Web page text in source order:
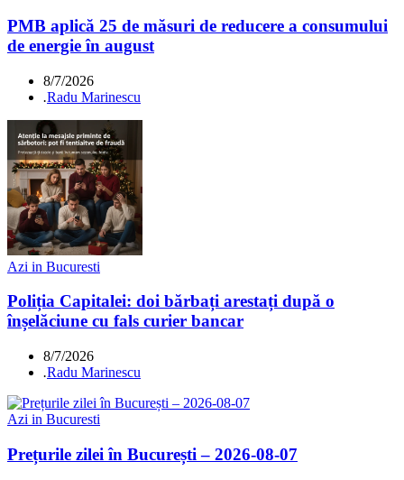
PMB aplică 25 de măsuri de reducere a consumului
de energie în august
8/7/2026
.Radu Marinescu
Azi in Bucuresti
Poliția Capitalei: doi bărbați arestați după o
înșelăciune cu fals curier bancar
8/7/2026
.Radu Marinescu
Azi in Bucuresti
Prețurile zilei în București – 2026-08-07